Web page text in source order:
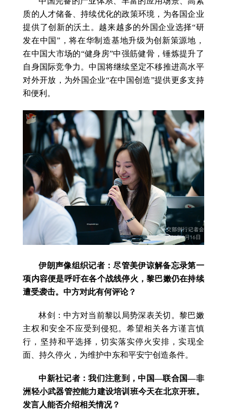
质的人才储备、持续优化的政策环境，为各国企业
提供了创新的沃土。越来越多的外国企业选择“研
发在中国”，将在华制造基地升级为创新策源地，
在中国大市场的“健身房”中强筋健骨，锤炼提升了
自身国际竞争力。中国将继续坚定不移推进高水平
对外开放，为外国企业“在中国创造”提供更多支持
和便利。
伊朗声像组织记者：尽管美伊谅解备忘录第一
项内容便是呼吁在各个战线停火，黎巴嫩仍在持续
遭受袭击。中方对此有何评论？
林剑：中方对当前黎以局势深表关切。黎巴嫩
主权和安全不应受到侵犯。希望相关各方谨言慎
行，坚持和平选择，切实落实停火安排，实现全
面、持久停火，为维护中东和平安宁创造条件。
中新社记者：我们注意到，中国—联合国—非
洲轻小武器管控能力建设培训班今天在北京开班。
发言人能否介绍相关情况？